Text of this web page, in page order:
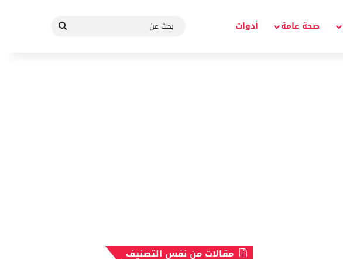
صحة عامة أدوات
بحث
مقالات من نفس التصنيف